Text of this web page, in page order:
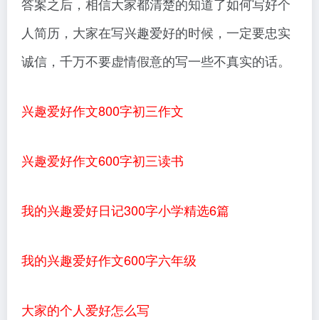
答案之后，相信大家都清楚的知道了如何写好个
人简历，大家在写兴趣爱好的时候，一定要忠实
诚信，千万不要虚情假意的写一些不真实的话。
兴趣爱好作文800字初三作文
兴趣爱好作文600字初三读书
我的兴趣爱好日记300字小学精选6篇
我的兴趣爱好作文600字六年级
大家的个人爱好怎么写